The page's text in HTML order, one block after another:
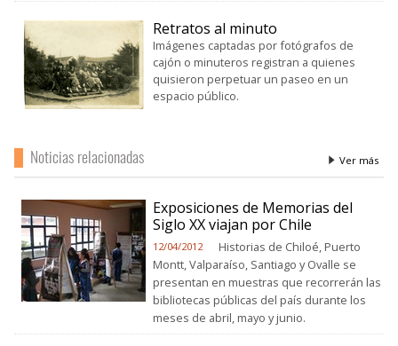
Retratos al minuto
Imágenes captadas por fotógrafos de
cajón o minuteros registran a quienes
quisieron perpetuar un paseo en un
espacio público.
Noticias relacionadas Ver más
Exposiciones de Memorias del
Siglo XX viajan por Chile
12/04/2012
Historias de Chiloé, Puerto
Montt, Valparaíso, Santiago y Ovalle se
presentan en muestras que recorrerán las
bibliotecas públicas del país durante los
meses de abril, mayo y junio.